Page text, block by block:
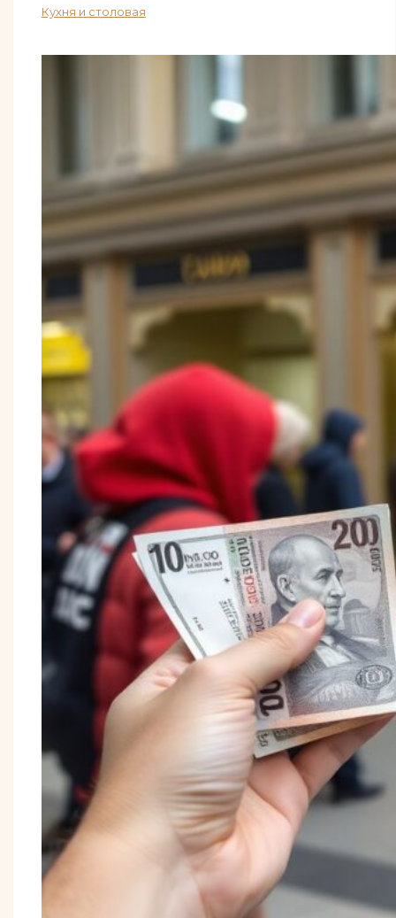
Кухня и столовая